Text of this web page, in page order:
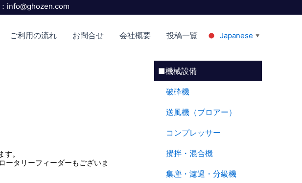
info@ghozen.com
ご利用の流れ お問合せ 会社概要 投稿一覧 Japanese ▼
。
タリーフィーダーもございま
■機械設備
破砕機
送風機（ブロアー）
コンプレッサー
攪拌・混合機
集塵・濾過・分級機